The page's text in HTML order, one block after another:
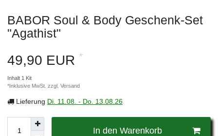
BABOR Soul & Body Geschenk-Set
"Agathist"
49,90 EUR *
Inhalt 1 Kit
*Inklusive MwSt. zzgl. Versand
Lieferung Di. 11.08. - Do. 13.08.26
In den Warenkorb